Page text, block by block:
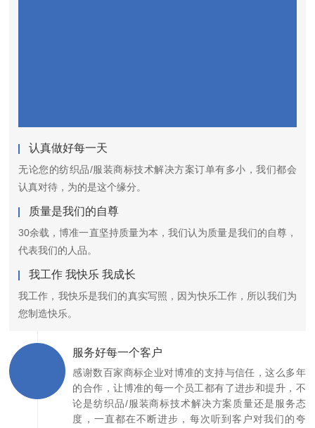
认真做好每一天
无论您的纺织品/服装商标技术解决方案订单有多小，我们都会
认真对待，为的是这个缘分。
质量是我们的自尊
30余载，博准一直坚持质量为本，我们认为质量是我们的自尊，
代表我们的人品。
我工作 我快乐 我成长
我工作，我快乐是我们的真实写照，因为快乐工作，所以我们为
您制造快乐。
服务好每一个客户
感谢数百家商标企业对博准的支持与信任，这么多年
的合作，让博准的每一个员工都有了进步和提升，不
论是纺织品/服装商标技术解决方案质量还是服务态
度，一直都在不断进步，每次听到客户对我们的夸